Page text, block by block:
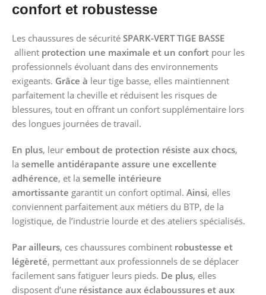
confort et robustesse
Les chaussures de sécurité SPARK-VERT TIGE BASSE
allient protection une maximale et un confort pour les
professionnels évoluant dans des environnements
exigeants. Grâce à leur tige basse, elles maintiennent
parfaitement la cheville et réduisent les risques de
blessures, tout en offrant un confort supplémentaire lors
des longues journées de travail.
En plus, leur embout de protection résiste aux chocs,
la semelle antidérapante assure une excellente
adhérence, et la semelle intérieure
amortissante garantit un confort optimal. Ainsi, elles
conviennent parfaitement aux métiers du BTP, de la
logistique, de l’industrie lourde et des ateliers spécialisés.
Par ailleurs, ces chaussures combinent robustesse et
légèreté, permettant aux professionnels de se déplacer
facilement sans fatiguer leurs pieds. De plus, elles
disposent d’une résistance aux éclaboussures et aux